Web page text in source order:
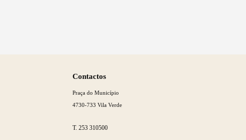
Contactos
Praça do Município
4730-733 Vila Verde
T. 253 310500